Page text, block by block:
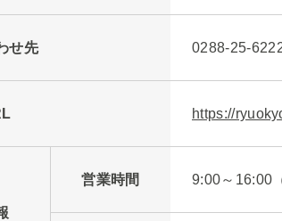
せ先 0288-25-
https://
営業時間 9:00～16:00